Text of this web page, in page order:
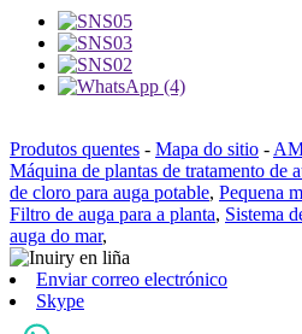
Produtos quentes - Mapa do sitio -
Máquina de plantas de tratamento de
de cloro para auga potable, Pequena
Filtro de auga para a planta, Sistema
auga do mar,
Enviar correo electrónico
Skype